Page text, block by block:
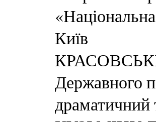
Київ
Державного
драматичний